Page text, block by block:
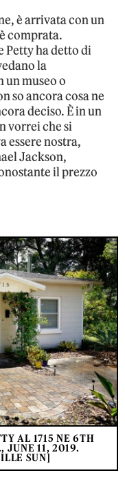
è arrivata con un
comprata.
Petty ha detto di
la
museo o
so ancora cosa ne
deciso. È in un
vorrei che si
essere nostra,
Jackson,
il prezzo
AL 1715 NE 6TH
JUNE 11, 2019.
SUN]